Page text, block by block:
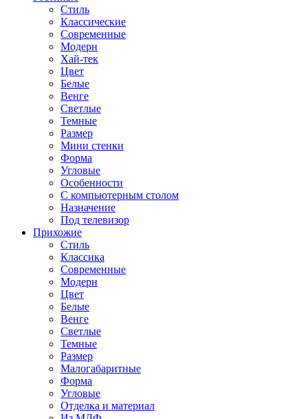
Стиль
Классические
Современные
Модерн
Хай-тек
Цвет
Белые
Венге
Светлые
Темные
Размер
Мини стенки
Форма
Угловые
Особенности
С компьютерным столом
Назначение
Под телевизор
Прихожие
Стиль
Классика
Современные
Модерн
Цвет
Белые
Венге
Светлые
Темные
Размер
Малогабаритные
Форма
Угловые
Отделка и материал